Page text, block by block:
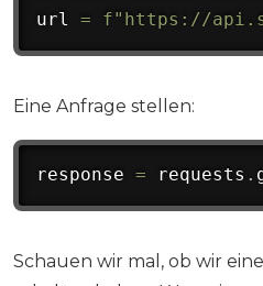
url = f"https://
Eine Anfrage stellen:
response = requests .
Schauen wir mal, ob wir